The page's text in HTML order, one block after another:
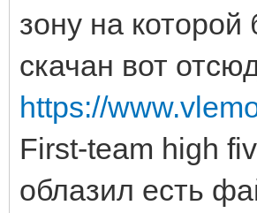
зону на
скачан вот
https://
First-team high
облазил есть